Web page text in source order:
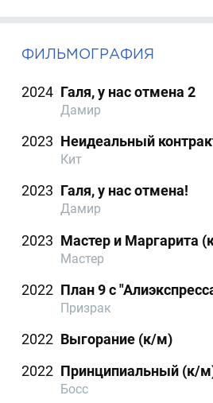
ФИЛЬМОГРАФИЯ
2024 Галя, у нас отмена 2
Дамир
2023 Неидеальный
Кит
2023 Галя, у нас отмена!
Дамир
2023 Мастер и Маргарита
Мастер
2022 План 9 с
Призрак
2022 Выгорание (к/м)
2022 Принципиальный (к/
Босс